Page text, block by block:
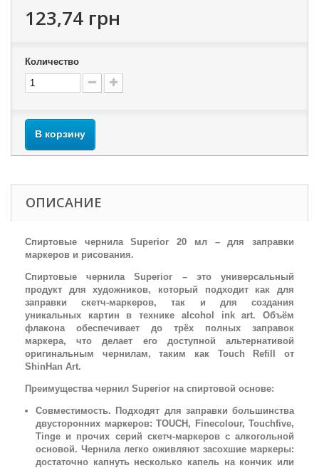
123,74 грн
Количество
В корзину
ОПИСАНИЕ
Спиртовые чернила Superior 20 мл – для заправки
маркеров и рисования.
Спиртовые чернила Superior – это универсальный
продукт для художников, который подходит как для
заправки скетч-маркеров, так и для создания
уникальных картин в технике alcohol ink art. Объём
флакона обеспечивает до трёх полных заправок
маркера, что делает его доступной альтернативой
оригинальным чернилам, таким как Touch Refill от
ShinHan Art.
Преимущества чернил Superior на спиртовой основе:
Совместимость. Подходят для заправки большинства
двусторонних маркеров: TOUCH, Finecolour, Touchfive,
Tinge и прочих серий скетч-маркеров с алкогольной
основой. Чернила легко оживляют засохшие маркеры:
достаточно капнуть несколько капель на кончик или